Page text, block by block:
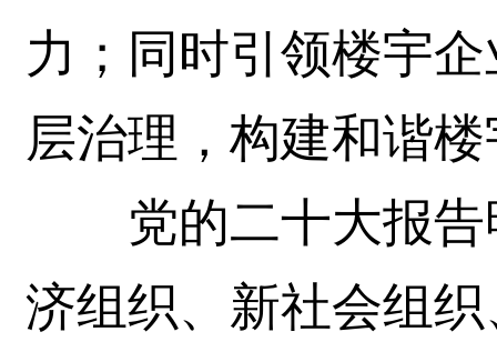
力；同时引领楼宇
层治理，构建和谐
党的二十大报告
济组织、新社会组